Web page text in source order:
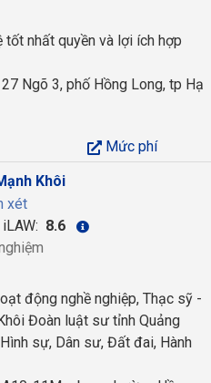
nhất quyền và lợi ích hợp
27 Ngõ 3, phố Hồng Long, tp Hạ
Mức phí
Khôi
xét
8.6
động nghề nghiệp, Thạc sỹ -
Đoàn luật sư tỉnh Quảng
sự, Dân sư, Đất đai, Hành